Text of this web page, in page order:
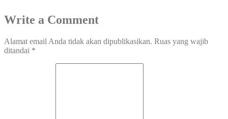
Write a Comment
Alamat email Anda tidak akan dipublikasikan. Ruas yang wajib
ditandai *